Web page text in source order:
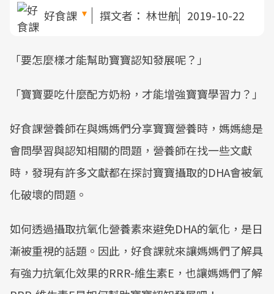
好食課 撰文者： 林世航 2019-10-22
「要怎麼樣才能幫助寶寶認知發展呢？」
「寶寶要吃什麼配方奶粉，才能增強寶寶學習力？」
好食課營養師在與媽媽們分享寶寶營養時，媽媽總是
會問學習與認知相關的問題，營養師在找一些文獻
時，發現有許多文獻都在探討寶寶攝取的DHA會被氧
化破壞的問題。
如何透過攝取抗氧化營養素來避免DHA的氧化，是日
漸被重視的話題。因此，好食課就來讓媽媽們了解具
有強力抗氧化效果的RRR-維生素E，也讓媽媽們了解